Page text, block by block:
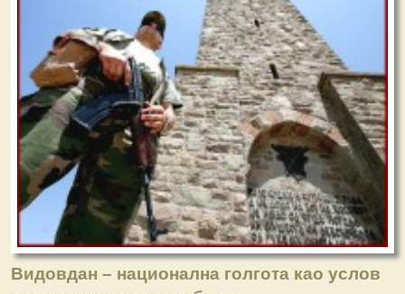
Видовдан – национална голгота као услов